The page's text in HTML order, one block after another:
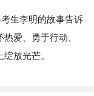
生李明的故事告诉
爱、勇于行动、
放光芒。